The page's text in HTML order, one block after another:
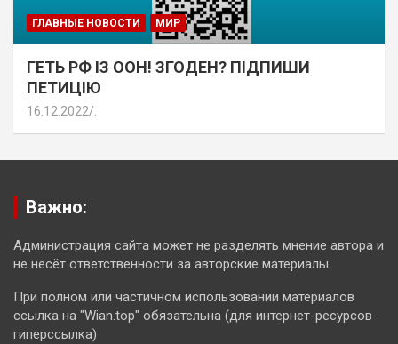
ГЛАВНЫЕ НОВОСТИ МИР
ГЕТЬ РФ ІЗ ООН! ЗГОДЕН? ПІДПИШИ
ПЕТИЦІЮ
16.12.2022
Важно:
Администрация сайта может не разделять мнение автора и
не несёт ответственности за авторские материалы.
При полном или частичном использовании материалов
ссылка на "Wian.top" обязательна (для интернет-ресурсов
гиперссылка)